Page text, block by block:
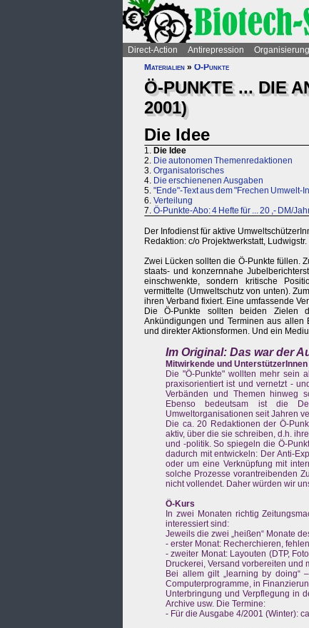
Direct-Action Antirepression Organisierung
Materialien » Ö-Punkte
Ö-PUNKTE ... DIE
2001)
Die Idee
1. Die Idee
2. Die autonomen Themenredaktionen
3. Organisatorisches
4. Die erschienenen Ausgaben
5. "Ende"-Text aus dem "Frechen Umwelt-
6. Verteilung
7. Ö-Punkte-Abo: 4 Hefte für ... 20 ,- DM/
Der Infodienst für aktive
Redaktion: c/o Projektwerkstatt,
Zwei Lücken sollten die Ö-Punkte füllen.
staats- und konzernnahe
einschwenkte, sondern kritische
vermittelte (Umweltschutz von unten).
ihren Verband fixiert. Eine umfassende
Die Ö-Punkte sollten beiden Zielen
Ankündigungen und Terminen aus allen
und direkter Aktionsformen. Und ein
Im Original: Das war der
Mitwirkende und
Die "Ö-Punkte" wollten mehr sein
praxisorientiert ist und vernetzt -
Verbänden und Themen hinweg
Ebenso bedeutsam ist die
Umweltorganisationen seit Jahren
Die ca. 20 Redaktionen der Ö-
aktiv, über die sie schreiben, d.h.
und -politik. So spiegeln die Ö-
dadurch mit entwickeln: Der Anti-
oder um eine Verknüpfung mit
solche Prozesse vorantreibenden
nicht vollendet. Daher würden wir
Ö-Kurs
In zwei Monaten richtig
interessiert sind:
Jeweils die zwei „heißen“ Monate
- erster Monat: Recherchieren,
- zweiter Monat: Layouten (DTP,
Druckerei, Versand vorbereiten und
Bei allem gilt „learning by doing“
Computerprogramme, in
Unterbringung und Verpflegung in
Archive usw. Die Termine:
- Für die Ausgabe 4/2001 (Winter):